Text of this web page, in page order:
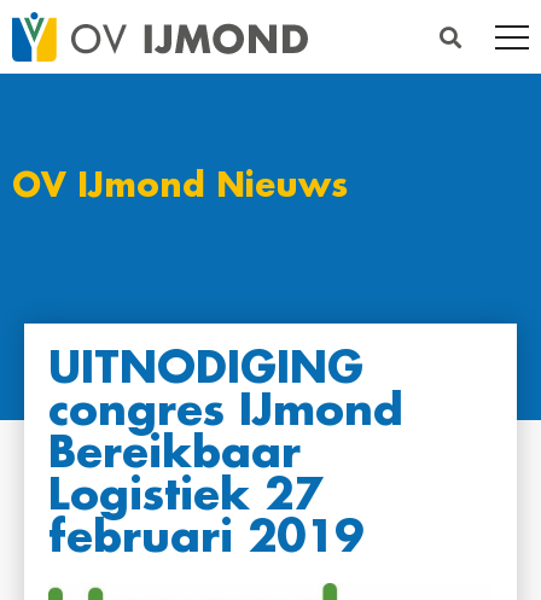
OV IJmond Nieuws
UITNODIGING
congres IJmond
Bereikbaar
Logistiek 27
februari 2019